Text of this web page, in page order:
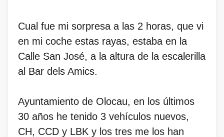
Cual fue mi sorpresa a las 2 horas, que vi
en mi coche estas rayas, estaba en la
Calle San José, a la altura de la escalerilla
al Bar dels Amics.
Ayuntamiento de Olocau, en los últimos
30 años he tenido 3 vehículos nuevos,
CH, CCD y LBK y los tres me los han